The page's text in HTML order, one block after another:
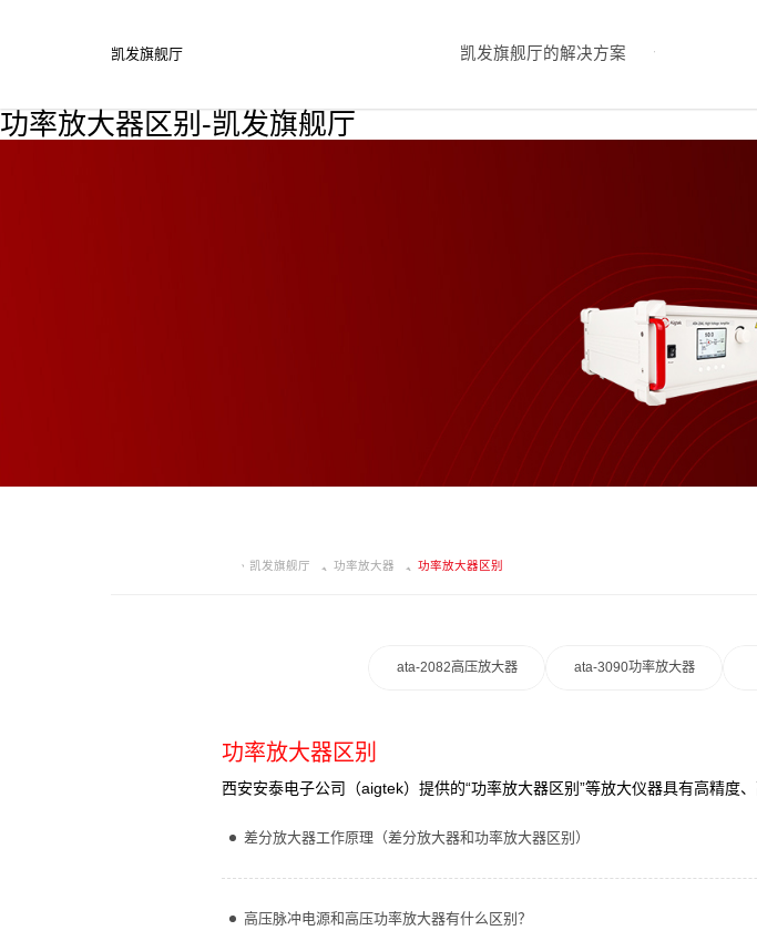
功率放大器区别-凯发旗舰厅
凯发旗舰厅 凯发旗舰厅的解决方案
凯发旗舰厅 功率放大器 功率放大器区别
ata-2082高压放大器 ata-3090功率放大器
功率放大器区别
西安安泰电子公司（aigtek）提供的“功率放大器区别”等放大仪器具有高精度
差分放大器工作原理（差分放大器和功率放大器区别）
高压脉冲电源和高压功率放大器有什么区别？